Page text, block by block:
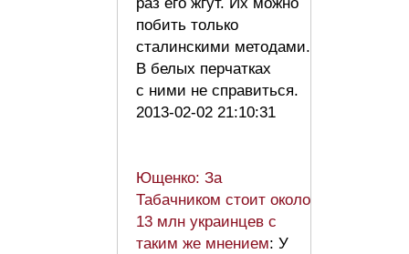
раз его жгут. Их можно
побить только
сталинскими методами.
В белых перчатках
с ними не справиться.
2013-02-02 21:10:31
Ющенко: За
Табачником стоит около
13 млн украинцев с
таким же мнением: У